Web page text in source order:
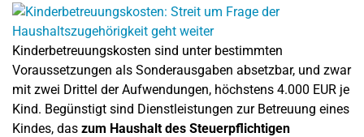
Kinderbetreuungskosten sind unter bestimmten
Voraussetzungen als Sonderausgaben absetzbar, und zwar
mit zwei Drittel der Aufwendungen, höchstens 4.000 EUR je
Kind. Begünstigt sind Dienstleistungen zur Betreuung eines
Kindes, das zum Haushalt des Steuerpflichtigen